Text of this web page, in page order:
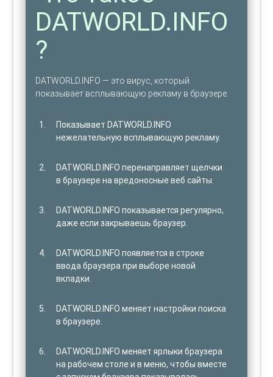
DATWORLD.INFO
?
DATWORLD.INFO — это вирус, который
показывает всплывающую рекламу в браузере.
Показывает DATWORLD.INFO
нежелательную всплывающую рекламу.
DATWORLD.INFO перенаправляет щелчки
в браузере на вредоносные веб сайты.
DATWORLD.INFO показывается регулярно,
даже если закрываешь браузер.
DATWORLD.INFO появляется в строке
ввода браузера при выборе новой
вкладки.
DATWORLD.INFO меняет настройки поиска
в браузере.
DATWORLD.INFO меняет ярлыки браузера
на рабочем столе и в меню, чтобы вместе